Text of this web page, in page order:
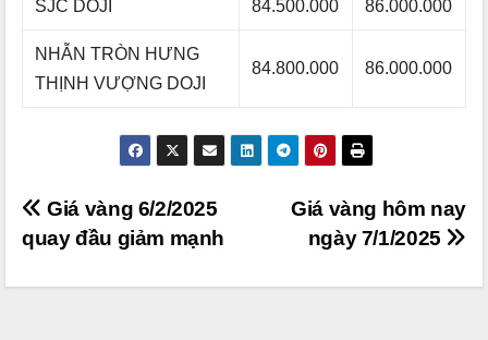
SJC DOJI 84.500.000 86.000.000
NHẪN TRÒN HƯNG
THỊNH VƯỢNG DOJI
84.800.000 86.000.000
Điều
hướng
Giá vàng hôm nay
ngày 7/1/2025
Giá vàng 6/2/2025
quay đầu giảm mạnh